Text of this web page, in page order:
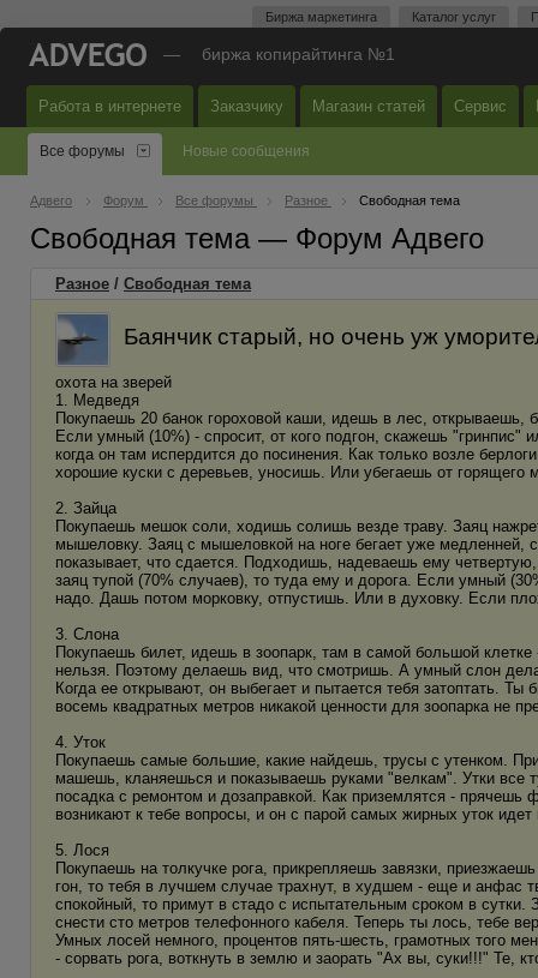
Биржа маркетинга Каталог услуг
— биржа копирайтинга №1
Работа в интернете Заказчику Магазин статей Сервис
Все форумы Новые сообщения
Адвего Форум Все форумы Разное Свободная тема
Свободная тема — Форум Адвего
Разное / Свободная тема
Баянчик старый, но очень уж
охота на зверей
1. Медведя
Покупаешь 20 банок гороховой каши, идешь в лес, открываешь,
Если умный (10%) - спросит, от кого подгон, скажешь
когда он там испердится до посинения. Как только возле
хорошие куски с деревьев, уносишь. Или убегаешь от горящего
2. Зайца
Покупаешь мешок соли, ходишь солишь везде траву. Заяц
мышеловку. Заяц с мышеловкой на ноге бегает уже медленней,
показывает, что сдается. Подходишь, надеваешь ему
заяц тупой (70% случаев), то туда ему и дорога. Если умный
надо. Дашь потом морковку, отпустишь. Или в духовку. Если
3. Слона
Покупаешь билет, идешь в зоопарк, там в самой большой
нельзя. Поэтому делаешь вид, что смотришь. А умный слон
Когда ее открывают, он выбегает и пытается тебя затоптать.
восемь квадратных метров никакой ценности для зоопарка не
4. Уток
Покупаешь самые большие, какие найдешь, трусы с утенком.
машешь, кланяешься и показываешь руками "велкам". Утки все
посадка с ремонтом и дозаправкой. Как приземлятся - прячешь
возникают к тебе вопросы, и он с парой самых жирных уток
5. Лося
Покупаешь на толкучке рога, прикрепляешь завязки,
гон, то тебя в лучшем случае трахнут, в худшем - еще и анфас
спокойный, то примут в стадо с испытательным сроком в
снести сто метров телефонного кабеля. Теперь ты лось, тебе
Умных лосей немного, процентов пять-шесть, грамотных того
- сорвать рога, воткнуть в землю и заорать "Ах вы, суки!!!" Те,